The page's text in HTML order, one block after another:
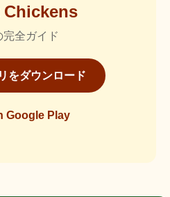
全ガイド
をダウンロード
Google Play